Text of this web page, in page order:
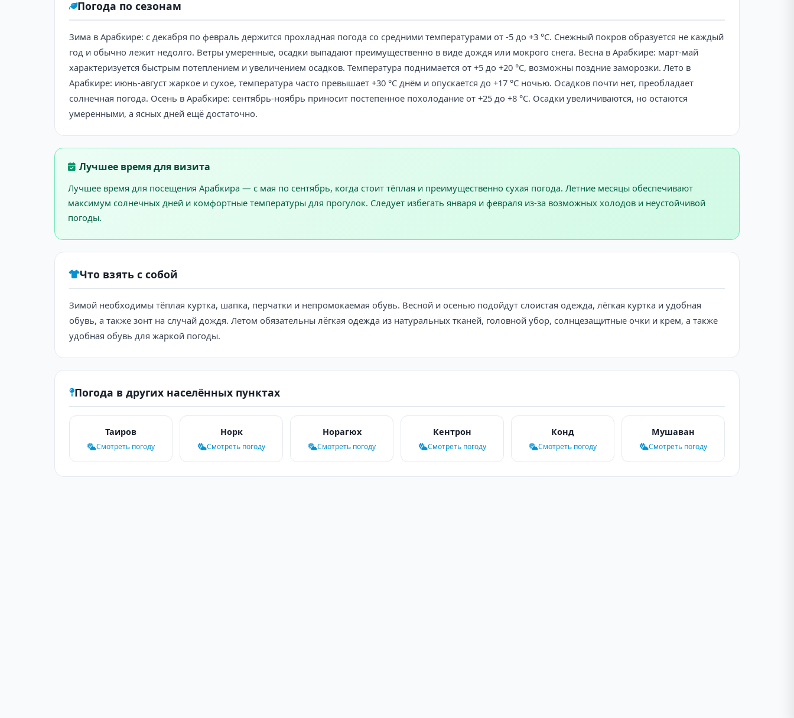
Погода по сезонам
Зима в Арабкире: с декабря по февраль держится прохладная погода со средними температурами от -5 до +3 °C. Снежный покров образуется не каждый
год и обычно лежит недолго. Ветры умеренные, осадки выпадают преимущественно в виде дождя или мокрого снега. Весна в Арабкире: март-май
характеризуется быстрым потеплением и увеличением осадков. Температура поднимается от +5 до +20 °C, возможны поздние заморозки. Лето в
Арабкире: июнь-август жаркое и сухое, температура часто превышает +30 °C днём и опускается до +17 °C ночью. Осадков почти нет, преобладает
солнечная погода. Осень в Арабкире: сентябрь-ноябрь приносит постепенное похолодание от +25 до +8 °C. Осадки увеличиваются, но остаются
умеренными, а ясных дней ещё достаточно.
Лучшее время для визита
Лучшее время для посещения Арабкира — с мая по сентябрь, когда стоит тёплая и преимущественно сухая погода. Летние месяцы обеспечивают
максимум солнечных дней и комфортные температуры для прогулок. Следует избегать января и февраля из-за возможных холодов и неустойчивой
погоды.
Что взять с собой
Зимой необходимы тёплая куртка, шапка, перчатки и непромокаемая обувь. Весной и осенью подойдут слоистая одежда, лёгкая куртка и удобная
обувь, а также зонт на случай дождя. Летом обязательны лёгкая одежда из натуральных тканей, головной убор, солнцезащитные очки и крем, а также
удобная обувь для жаркой погоды.
Погода в других населённых пунктах
Таиров
Смотреть погоду
Норк
Смотреть погоду
Норагюх
Смотреть погоду
Кентрон
Смотреть погоду
Конд
Смотреть погоду
Мушаван
Смотреть погоду